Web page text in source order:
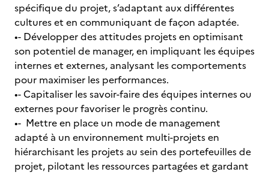
spécifique du projet, s’adaptant aux différentes
cultures et en communiquant de façon adaptée.
•- Développer des attitudes projets en optimisant
son potentiel de manager, en impliquant les équipes
internes et externes, analysant les comportements
pour maximiser les performances.
•- Capitaliser les savoir-faire des équipes internes ou
externes pour favoriser le progrès continu.
•- Mettre en place un mode de management
adapté à un environnement multi-projets en
hiérarchisant les projets au sein des portefeuilles de
projet, pilotant les ressources partagées et gardant